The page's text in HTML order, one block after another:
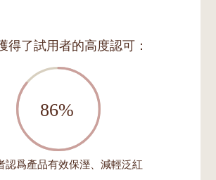
得了試用者的高度認可：
認爲產品有效保溼、減輕泛紅